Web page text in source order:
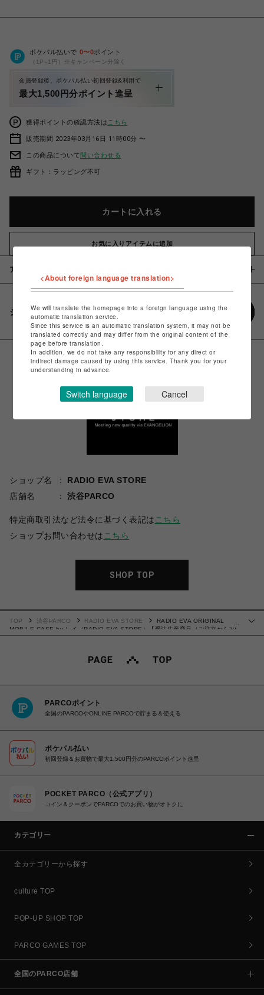
ポケパル払いで 0〜0ポイント
（1P=1円）※キャンペーン分除く
会員登録後、ポケパル払い初回登録&利用で
最大1,500円分ポイント進呈
獲得ポイントの確認方法は こちら
販売期間 2023年03月16日 11時00分 〜
この商品について問い合わせる
ギフト：ラッピング不可
カートに入れる
お気に入りアイテムに追加
アイテム説明 / 素材
シェアする
ショップ名
RADIO EVA STORE
店舗名
渋谷PARCO
特定商取引法など法令に基づく表記は こちら
ショップお問い合わせは こちら
SHOP TOP
TOP 渋谷PARCO RADIO EVA STORE
RADIO EVA ORIGINAL
MOBILE CASE by レイ（RADIO EVA STORE）【受注生産商品（ご注文から30
～50日でお届け予定）】
PARCOポイント
全国のPARCOやONLINE PARCOで貯まる＆使える
ポケパル払い
初回登録＆お買物で最大1,500円分のPARCOポイント進呈
POCKET PARCO（公式アプリ）
コイン＆クーポンでPARCOでのお買い物がオトクに
カテゴリー
全カテゴリーから探す
culture TOP
POP-UP SHOP TOP
PARCO GAMES TOP
全国のPARCO店舗
<About foreign language translation>
We will translate the homepage into a foreign language using the
automatic translation service.
Since this service is an automatic translation system, it may not be
translated correctly and may differ from the original content of the
page before translation.
In addition, we do not take any responsibility for any direct or
indirect damage caused by using this service. Thank you for your
understanding in advance.
Switch language Cancel